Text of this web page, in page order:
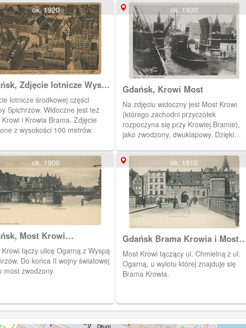
ok. 1920
Zdjęcie lotnicze Wyspy
lotnicze środkowej części
Spichrzów. Widoczne jest też
Krowi i Krowia Brama. Zdjęcie
z wysokości 100 metrów.
ok. 1930
Gdańsk, Krowi Most
Na zdjęciu widoczny jest Most Krowi
(którego zachodni przyczółek
rozpoczyna się przy Krowiej Bramie),
jako zwodzony, dwuklapowy. Dzięki
było podnoszenie przęseł mostu, co
umożliwiało żeglugę Starą Motławą
nawet dużym jednostkom pływającym.
Na pierwszym planie holownik.
ok. 1900
Most Krowi
Krowi łączy ulicę Ogarną z Wyspą
II wojny światowej
most zwodzony.
ok. 1910
Gdańsk Brama Krowia i Most
Krowi, Danzig Kuhtor und
Kuhnbrücke
Most Krowi łączący ul. Chmielną z ul.
Ogarną, u wylotu której znajduje się
Brama Krowia.